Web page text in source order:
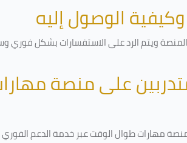
الوصول إليه
ويتم الرد على الاستفسارات بشكل فوري
على منصة
مهارات طوال الوقت عبر خدمة الدعم